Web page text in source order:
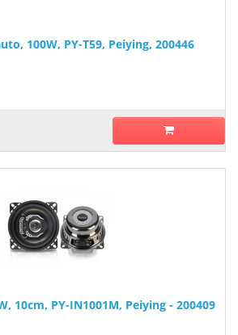
100W, PY-T59, Peiying, 200446
10cm, PY-IN1001M, Peiying - 200409